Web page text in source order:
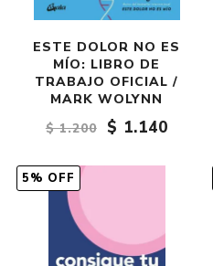
ESTE DOLOR NO ES
MÍO: LIBRO DE
TRABAJO OFICIAL /
MARK WOLYNN
$ 1.200
$ 1.140
5% OFF